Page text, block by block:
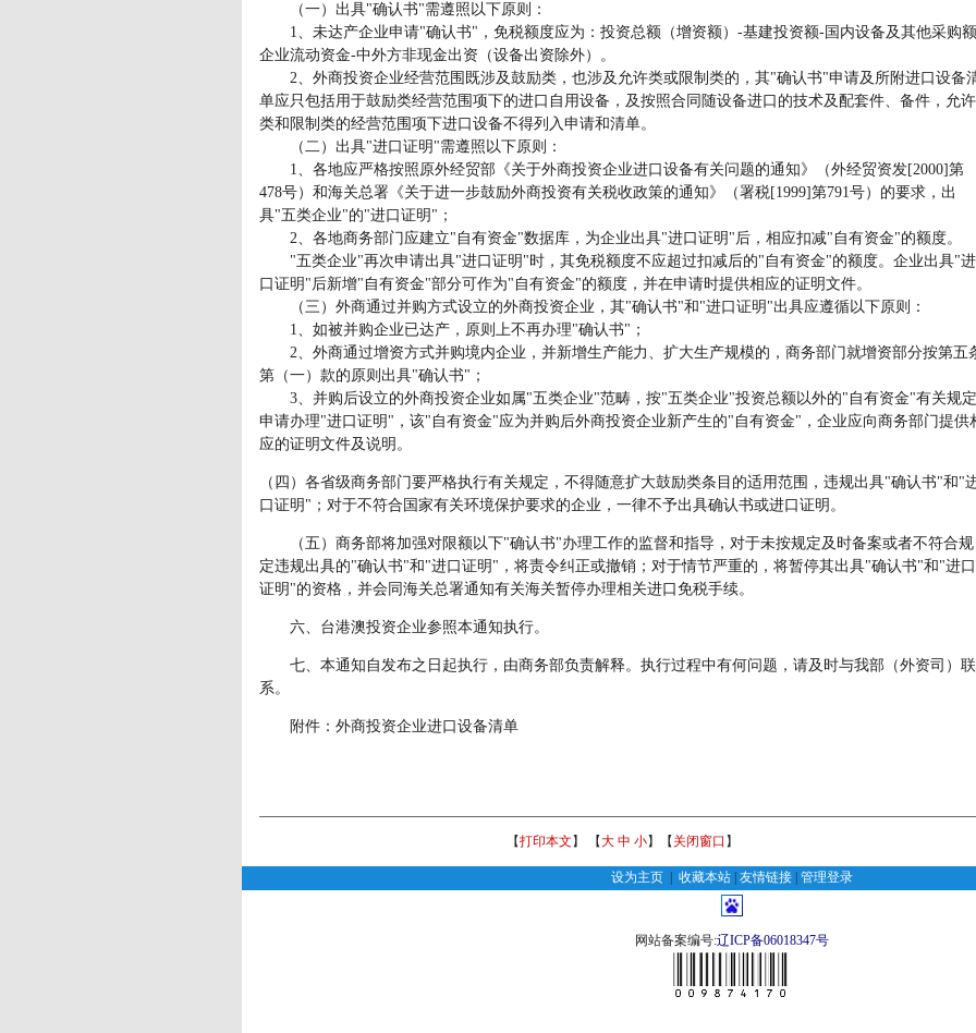
（一）出具"确认书"需遵照以下原则：
1、未达产企业申请"确认书"，免税额度应为：投资总额（增资额）-基建投资额-国内设备及其他采购
企业流动资金-中外方非现金出资（设备出资除外）。
2、外商投资企业经营范围既涉及鼓励类，也涉及允许类或限制类的，其"确认书"申请及所附进口设备
单应只包括用于鼓励类经营范围项下的进口自用设备，及按照合同随设备进口的技术及配套件、备件，允许
类和限制类的经营范围项下进口设备不得列入申请和清单。
（二）出具"进口证明"需遵照以下原则：
1、各地应严格按照原外经贸部《关于外商投资企业进口设备有关问题的通知》（外经贸资发[2000]第
478号）和海关总署《关于进一步鼓励外商投资有关税收政策的通知》（署税[1999]第791号）的要求，出
具"五类企业"的"进口证明"；
2、各地商务部门应建立"自有资金"数据库，为企业出具"进口证明"后，相应扣减"自有资金"的额度。
"五类企业"再次申请出具"进口证明"时，其免税额度不应超过扣减后的"自有资金"的额度。企业出具"进
口证明"后新增"自有资金"部分可作为"自有资金"的额度，并在申请时提供相应的证明文件。
（三）外商通过并购方式设立的外商投资企业，其"确认书"和"进口证明"出具应遵循以下原则：
1、如被并购企业已达产，原则上不再办理"确认书"；
2、外商通过增资方式并购境内企业，并新增生产能力、扩大生产规模的，商务部门就增资部分按第五
第（一）款的原则出具"确认书"；
3、并购后设立的外商投资企业如属"五类企业"范畴，按"五类企业"投资总额以外的"自有资金"有关规定
申请办理"进口证明"，该"自有资金"应为并购后外商投资企业新产生的"自有资金"，企业应向商务部门提供
应的证明文件及说明。
（四）各省级商务部门要严格执行有关规定，不得随意扩大鼓励类条目的适用范围，违规出具"确认书"和"
口证明"；对于不符合国家有关环境保护要求的企业，一律不予出具确认书或进口证明。
（五）商务部将加强对限额以下"确认书"办理工作的监督和指导，对于未按规定及时备案或者不符合规
定违规出具的"确认书"和"进口证明"，将责令纠正或撤销；对于情节严重的，将暂停其出具"确认书"和"进口
证明"的资格，并会同海关总署通知有关海关暂停办理相关进口免税手续。
六、台港澳投资企业参照本通知执行。
七、本通知自发布之日起执行，由商务部负责解释。执行过程中有何问题，请及时与我部（外资司）联
系。
附件：外商投资企业进口设备清单
【打印本文 】 【大 中 小】【 关闭窗口 】
设为主页 收藏本站 友情链接 管理登录
网站备案编号:辽ICP备06018347号